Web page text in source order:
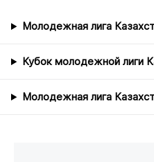
Молодежная лига
Кубок молодежной лиги
Молодежная лига